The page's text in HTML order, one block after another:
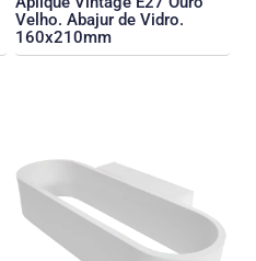
Velho. Abajur de Vidro.
160x210mm